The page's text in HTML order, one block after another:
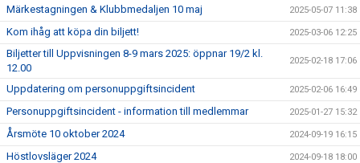
Märkestagningen & Klubbmedaljen 10 maj 2025-05-07 11:38
Kom ihåg att köpa din biljett! 2025-03-06 12:25
Biljetter till Uppvisningen 8-9 mars 2025: öppnar 19/2 kl.
12.00
2025-02-18 17:06
Uppdatering om personuppgiftsincident 2025-02-06 16:49
Personuppgiftsincident - information till medlemmar 2025-01-27 15:32
Årsmöte 10 oktober 2024 2024-09-19 16:15
Höstlovsläger 2024 2024-09-18 18:00